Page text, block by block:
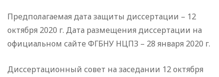
Предполагаемая дата защиты диссертации – 12
октября 2020 г. Дата размещения диссертации на
официальном сайте ФГБНУ НЦПЗ – 28 января 2020 г.
Диссертационный совет на заседании 12 октября